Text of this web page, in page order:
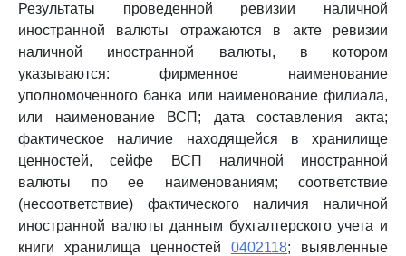
Результаты проведенной ревизии наличной
иностранной валюты отражаются в акте ревизии
наличной иностранной валюты, в котором
указываются: фирменное наименование
уполномоченного банка или наименование филиала,
или наименование ВСП; дата составления акта;
фактическое наличие находящейся в хранилище
ценностей, сейфе ВСП наличной иностранной
валюты по ее наименованиям; соответствие
(несоответствие) фактического наличия наличной
иностранной валюты данным бухгалтерского учета и
книги хранилища ценностей 0402118; выявленные